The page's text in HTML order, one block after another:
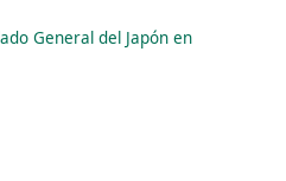
General del Japón en